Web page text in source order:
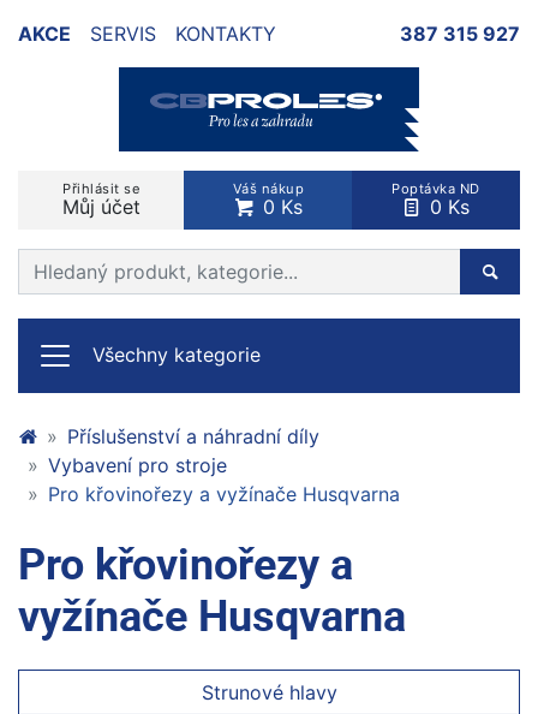
AKCE SERVIS KONTAKTY 387 315 927
Přihlásit se
Můj účet
Váš nákup
0 Ks
Poptávka ND
0 Ks
Prohledat web
Všechny kategorie
Příslušenství a náhradní díly
Vybavení pro stroje
Pro křovinořezy a vyžínače Husqvarna
Pro křovinořezy a
vyžínače Husqvarna
Strunové hlavy